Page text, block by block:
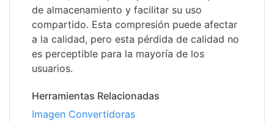
de almacenamiento y facilitar su uso
compartido. Esta compresión puede afectar
a la calidad, pero esta pérdida de calidad no
es perceptible para la mayoría de los
usuarios.
Herramientas Relacionadas
Imagen Convertidoras